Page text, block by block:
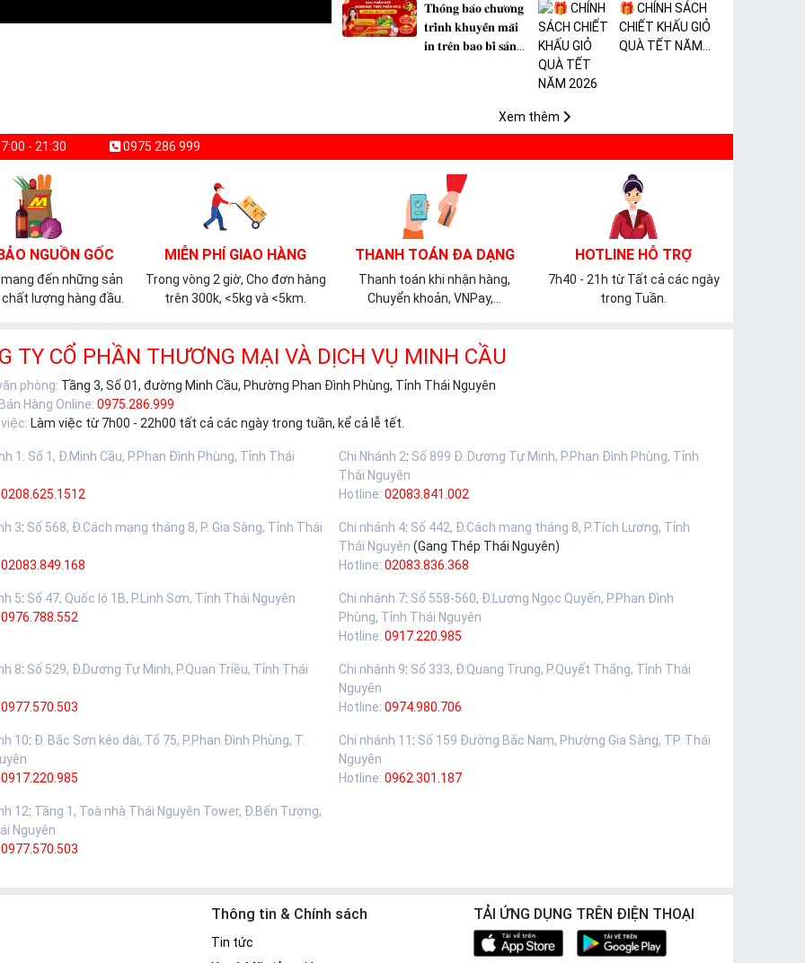
𝐓𝐡𝐨̂𝐧𝐠 𝐛𝐚́𝐨 𝐜𝐡𝐮̛𝐨̛𝐧𝐠
𝐭𝐫𝐢̀𝐧𝐡 𝐤𝐡𝐮𝐲𝐞̂́𝐧 𝐦𝐚̃𝐢
𝐢𝐧 𝐭𝐫𝐞̂𝐧 𝐛𝐚𝐨 𝐛𝐢̀ 𝐬𝐚̉𝐧
🎁 CHÍNH SÁCH
CHIẾT KHẤU GIỎ
QUÀ TẾT NĂM
Xem thêm
- 21:30 0975 286 999
NGUỒN GỐC
đến những sản
lượng hàng đầu.
MIỄN PHÍ GIAO HÀNG
Trong vòng 2 giờ, Cho đơn hàng
trên 300k, <5kg và <5km.
THANH TOÁN ĐA DẠNG
Thanh toán khi nhận hàng,
Chuyển khoản, VNPay,...
HOTLINE HỖ TRỢ
7h40 - 21h từ Tất cả các ngày
trong Tuần.
TY CỔ PHẦN THƯƠNG MẠI VÀ DỊCH VỤ MINH CẦU
phòng: Tầng 3, Số 01, đường Minh Cầu, Phường Phan Đình Phùng, Tỉnh Thái Nguyên
Hàng Online: 0975.286.999
Làm việc từ 7h00 - 22h00 tất cả các ngày trong tuần, kể cả lễ tết.
1 : Số 1, Đ.Minh Cầu, P.Phan Đình Phùng, Tỉnh Thái
0208.625.1512
Chi Nhánh 2: Số 899 Đ. Dương Tự Minh, P.Phan Đình Phùng, Tỉnh
Thái Nguyên
Hotline: 02083.841.002
3: Số 568, Đ.Cách mạng tháng 8, P. Gia Sàng, Tỉnh Thái
02083.849.168
Chi nhánh 4: Số 442, Đ.Cách mạng tháng 8, P.Tích Lương, Tỉnh
Thái Nguyên (Gang Thép Thái Nguyên)
Hotline: 02083.836.368
5: Số 47, Quốc lộ 1B, P.Linh Sơn, Tỉnh Thái Nguyên
0976.788.552
Chi nhánh 7: Số 558-560, Đ.Lương Ngọc Quyến, P.Phan Đình
Phùng, Tỉnh Thái Nguyên
Hotline: 0917.220.985
8: Số 529, Đ.Dương Tự Minh, P.Quan Triều, Tỉnh Thái
0977.570.503
Chi nhánh 9: Số 333, Đ.Quang Trung, P.Quyết Thắng, Tỉnh Thái
Nguyên
Hotline: 0974.980.706
10: Đ. Bắc Sơn kéo dài, Tổ 75, P.Phan Đình Phùng, T.
0917.220.985
Chi nhánh 11 : Số 159 Đường Bắc Nam, Phường Gia Sàng, TP. Thái
Nguyên
Hotline: 0962.301.187
12: Tầng 1, Toà nhà Thái Nguyên Tower, Đ.Bến Tượng,
Nguyên
0977.570.503
Thông tin & Chính sách
Tin tức
TẢI ỨNG DỤNG TRÊN ĐIỆN THOẠI